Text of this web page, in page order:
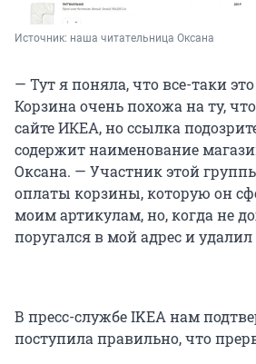
Источник: наша читательница Оксана
— Тут я поняла, что все-таки
Корзина очень похожа на ту,
сайте ИКЕА, но ссылка
содержит наименование
Оксана. — Участник этой
оплаты корзины, которую он
моим артикулам, но, когда не
поругался в мой адрес и
В пресс-службе IKEA нам
поступила правильно, что